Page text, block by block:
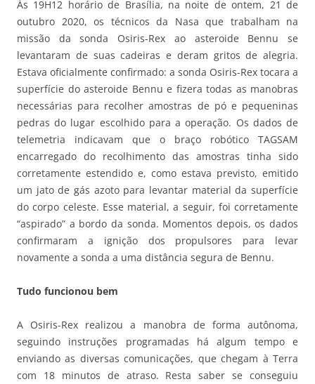
Às 19H12 horário de Brasília, na noite de ontem, 21 de
outubro 2020, os técnicos da Nasa que trabalham na
missão da sonda Osiris-Rex ao asteroide Bennu se
levantaram de suas cadeiras e deram gritos de alegria.
Estava oficialmente confirmado: a sonda Osiris-Rex tocara a
superfície do asteroide Bennu e fizera todas as manobras
necessárias para recolher amostras de pó e pequeninas
pedras do lugar escolhido para a operação. Os dados de
telemetria indicavam que o braço robótico TAGSAM
encarregado do recolhimento das amostras tinha sido
corretamente estendido e, como estava previsto, emitido
um jato de gás azoto para levantar material da superfície
do corpo celeste. Esse material, a seguir, foi corretamente
“aspirado” a bordo da sonda. Momentos depois, os dados
confirmaram a ignição dos propulsores para levar
novamente a sonda a uma distância segura de Bennu.
Tudo funcionou bem
A Osiris-Rex realizou a manobra de forma autônoma,
seguindo instruções programadas há algum tempo e
enviando as diversas comunicações, que chegam à Terra
com 18 minutos de atraso. Resta saber se conseguiu